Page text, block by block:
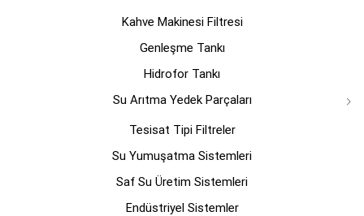
Kahve Makinesi Filtresi
Genleşme Tankı
Hidrofor Tankı
Su Arıtma Yedek Parçaları
Tesisat Tipi Filtreler
Su Yumuşatma Sistemleri
Saf Su Üretim Sistemleri
Endüstriyel Sistemler